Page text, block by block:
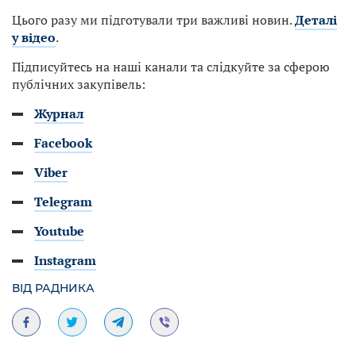
Цього разу ми підготували три важливі новин.Деталі
у відео.
Підписуйтесь на наші канали та слідкуйте за сферою
публічних закупівель:
Журнал
Facebook
Viber
Telegram
Youtube
Instagram
ВІД РАДНИКА